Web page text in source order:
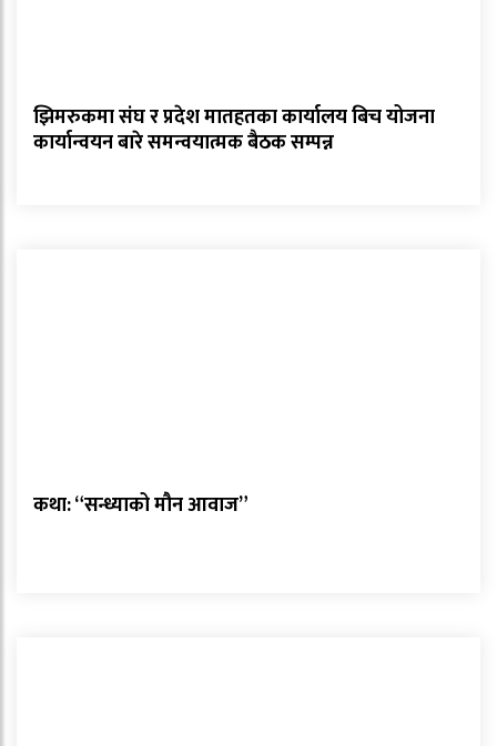
झिमरुकमा संघ र प्रदेश मातहतका कार्यालय बिच योजना
कार्यान्वयन बारे समन्वयात्मक बैठक सम्पन्न
कथा: “सन्ध्याको मौन आवाज”